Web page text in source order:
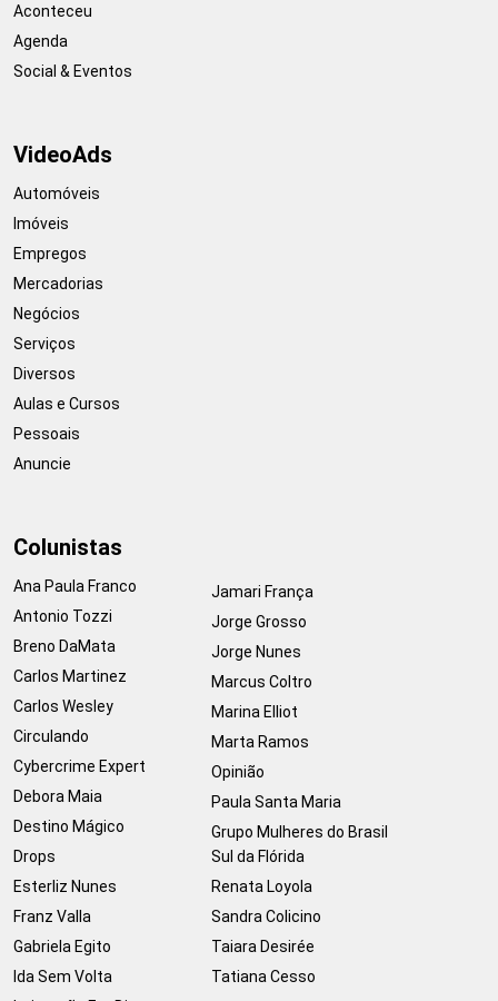
Aconteceu
Agenda
Social & Eventos
VideoAds
Automóveis
Imóveis
Empregos
Mercadorias
Negócios
Serviços
Diversos
Aulas e Cursos
Pessoais
Anuncie
Colunistas
Ana Paula Franco
Antonio Tozzi
Breno DaMata
Carlos Martinez
Carlos Wesley
Circulando
Cybercrime Expert
Debora Maia
Destino Mágico
Drops
Esterliz Nunes
Franz Valla
Gabriela Egito
Ida Sem Volta
Jamari França
Jorge Grosso
Jorge Nunes
Marcus Coltro
Marina Elliot
Marta Ramos
Opinião
Paula Santa Maria
Grupo Mulheres do Brasil
Sul da Flórida
Renata Loyola
Sandra Colicino
Taiara Desirée
Tatiana Cesso